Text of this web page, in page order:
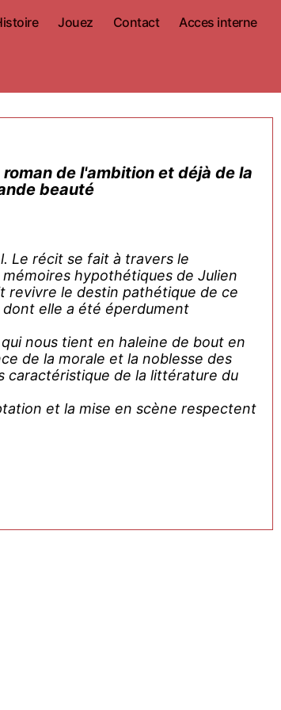
Jouez Contact Acces interne
de l'ambition et déjà de la
beauté
Le récit se fait à travers le
hypothétiques de Julien
revivre le destin pathétique de ce
elle a été éperdument
nous tient en haleine de bout en
de la morale et la noblesse des
caractéristique de la littérature du
et la mise en scène respectent